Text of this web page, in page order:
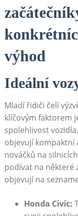
výhod
Ideální
Mladí řidiči čelí
klíčovým faktorem
spolehlivost
objevují kompaktní
nováčků na
podívat na některé
objevují na
Honda Civic: